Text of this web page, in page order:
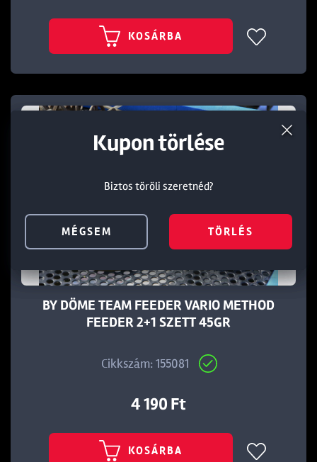
KOSÁRBA
BY DÖME TEAM FEEDER VARIO METHOD
FEEDER 2+1 SZETT 45GR
Cikkszám: 155081
4 190 Ft
KOSÁRBA
Termék törlése a kosárból
Biztos töröli szeretnéd?
MÉGSEM TÖRLÉS
Kedvezmény törlése
Biztos töröli szeretnéd?
MÉGSEM TÖRLÉS
Kupon törlése
Biztos töröli szeretnéd?
MÉGSEM TÖRLÉS